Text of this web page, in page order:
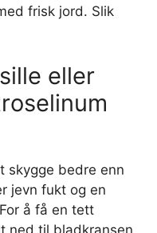
frisk jord. Slik
eller
skygge bedre enn
jevn fukt og en
å få en tett
ned til bladkransen